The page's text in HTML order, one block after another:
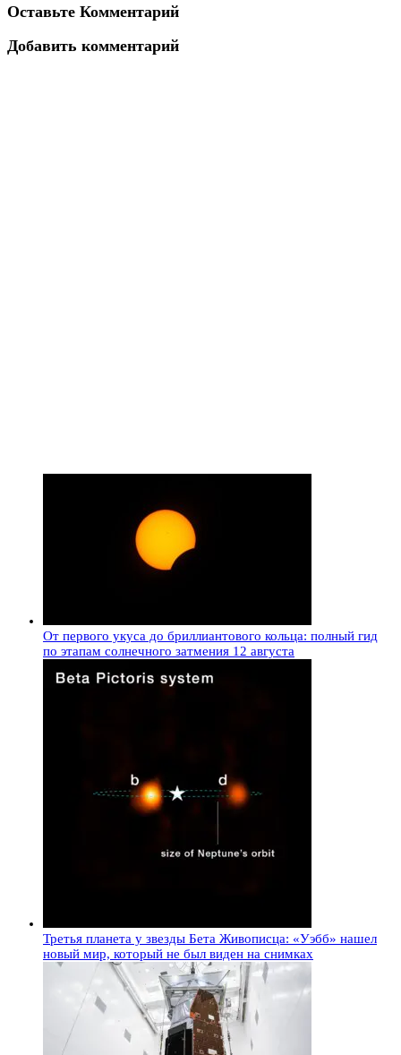
Оставьте Комментарий
Добавить комментарий
От первого укуса до бриллиантового кольца: полный гид
по этапам солнечного затмения 12 августа
Третья планета у звезды Бета Живописца: «Уэбб» нашел
новый мир, который не был виден на снимках